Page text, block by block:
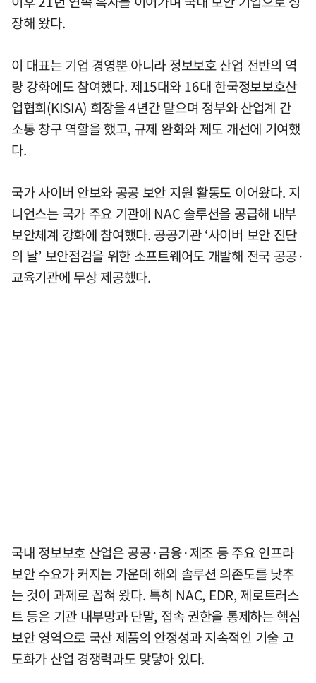
장해 왔다.
이 대표는 기업 경영뿐 아니라 정보보호 산업 전반의 역
량 강화에도 참여했다. 제15대와 16대 한국정보보호산
업협회(KISIA) 회장을 4년간 맡으며 정부와 산업계 간
소통 창구 역할을 했고, 규제 완화와 제도 개선에 기여했
다.
국가 사이버 안보와 공공 보안 지원 활동도 이어왔다. 지
니언스는 국가 주요 기관에 NAC 솔루션을 공급해 내부
보안체계 강화에 참여했다. 공공기관 ‘사이버 보안 진단
의 날’ 보안점검을 위한 소프트웨어도 개발해 전국 공공·
교육기관에 무상 제공했다.
국내 정보보호 산업은 공공·금융·제조 등 주요 인프라
보안 수요가 커지는 가운데 해외 솔루션 의존도를 낮추
는 것이 과제로 꼽혀 왔다. 특히 NAC, EDR, 제로트러스
트 등은 기관 내부망과 단말, 접속 권한을 통제하는 핵심
보안 영역으로 국산 제품의 안정성과 지속적인 기술 고
도화가 산업 경쟁력과도 맞닿아 있다.